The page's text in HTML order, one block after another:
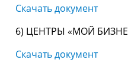
Скачать документ
6) ЦЕНТРЫ «МОЙ
Скачать документ